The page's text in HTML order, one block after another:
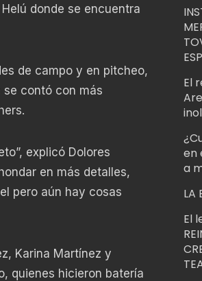
donde se encuentra
de campo y en pitcheo,
contó con más
explicó Dolores
en más detalles,
pero aún hay cosas
Karina Martínez y
quienes hicieron batería
El
en
a
LA
El